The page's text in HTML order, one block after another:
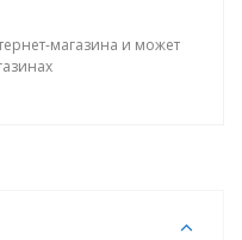
магазина и может